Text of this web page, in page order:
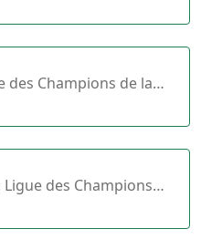
des Champions de la
des Champions